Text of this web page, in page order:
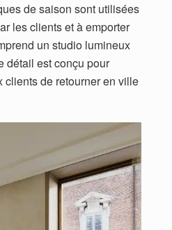
de saison sont utilisées
les clients et à emporter
un studio lumineux
détail est conçu pour
clients de retourner en ville